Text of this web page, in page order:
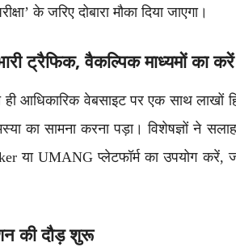
के जरिए दोबारा मौका दिया जाएगा।
ट्रैफिक, वैकल्पिक माध्यमों का
ही आधिकारिक वेबसाइट पर एक साथ
का सामना करना पड़ा। विशेषज्ञों ने
या UMANG प्लेटफॉर्म का उपयोग करें,
की दौड़ शुरू